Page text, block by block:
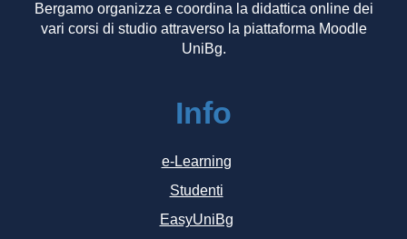
Bergamo organizza e coordina la didattica online dei
vari corsi di studio attraverso la piattaforma Moodle
UniBg.
Info
e-Learning
Studenti
EasyUniBg